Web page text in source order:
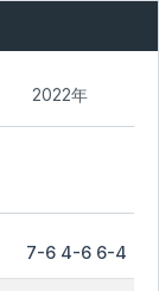
2022年
7-6 4-6 6-4